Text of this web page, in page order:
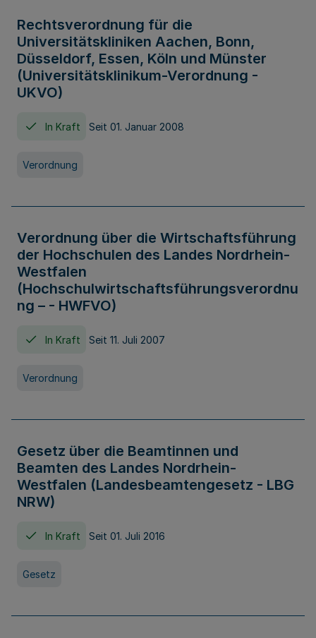
Rechtsverordnung für die
Universitätskliniken Aachen, Bonn,
Düsseldorf, Essen, Köln und Münster
(Universitätsklinikum-Verordnung -
UKVO)
In Kraft Seit 01. Januar 2008
Verordnung
Verordnung über die Wirtschaftsführung
der Hochschulen des Landes Nordrhein-
Westfalen
(Hochschulwirtschaftsführungsverordnu
ng – - HWFVO)
In Kraft Seit 11. Juli 2007
Verordnung
Gesetz über die Beamtinnen und
Beamten des Landes Nordrhein-
Westfalen (Landesbeamtengesetz - LBG
NRW)
In Kraft Seit 01. Juli 2016
Gesetz